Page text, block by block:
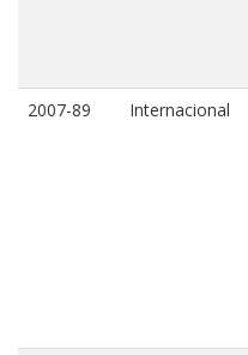
2007-89 Internacional